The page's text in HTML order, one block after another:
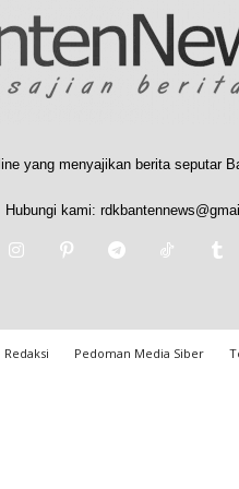
yang menyajikan berita seputar
Hubungi kami:
Redaksi Pedoman Media Siber